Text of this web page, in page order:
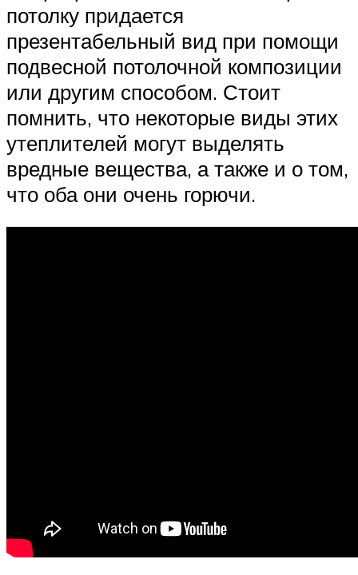
потолку придается
презентабельный вид при помощи
подвесной потолочной композиции
или другим способом. Стоит
помнить, что некоторые виды этих
утеплителей могут выделять
вредные вещества, а также и о том,
что оба они очень горючи.